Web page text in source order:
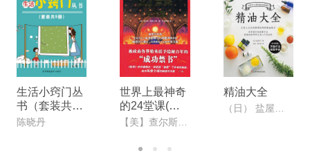
的破坏；我们不要过度、盲目消费；我们要警惕自己
的商品对环境、健康、社会的负面影响。戈尔曼通过
本书，给消费者了生态智慧之门，让我们识别，什么
产品的生产过程与服务，标出的绿色标签只是“漂
绿”，并非是真绿。要尽量做到对生态环境伤害，每
个人都要有这方面的智商。 想要提高你的生态智
慧，想要过上一个高质量的生活，《绿色情商》这本
生活小窍门丛
书（套装共9
册）
陈晓丹
世界上最神奇
的24堂课(大
全集)(心灵励【美】查尔斯·哈奈尔
精油大全
（日） 盐屋绍子